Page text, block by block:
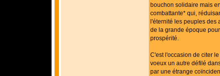
bouchon solidaire mais
combattante* qui,
l'éternité les peuples des
de la grande époque
prospérité.
C'est l'occasion de citer
voeux un autre défilé
par une étrange